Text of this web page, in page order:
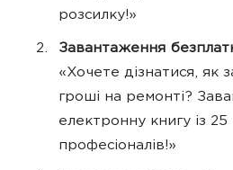
розсилку!»
Завантаження
«Хочете дізнатися, як
гроші на ремонті?
електронну книгу із
професіоналів!»